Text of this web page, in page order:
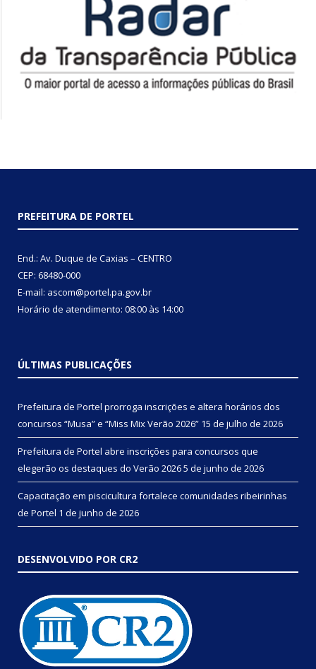
PREFEITURA DE PORTEL
End.: Av. Duque de Caxias – CENTRO
CEP: 68480-000
E-mail: ascom@portel.pa.gov.br
Horário de atendimento: 08:00 às 14:00
ÚLTIMAS PUBLICAÇÕES
Prefeitura de Portel prorroga inscrições e altera horários dos
concursos “Musa” e “Miss Mix Verão 2026” 15 de julho de 2026
Prefeitura de Portel abre inscrições para concursos que
elegerão os destaques do Verão 20265 de junho de 2026
Capacitação em piscicultura fortalece comunidades ribeirinhas
de Portel 1 de junho de 2026
DESENVOLVIDO POR CR2